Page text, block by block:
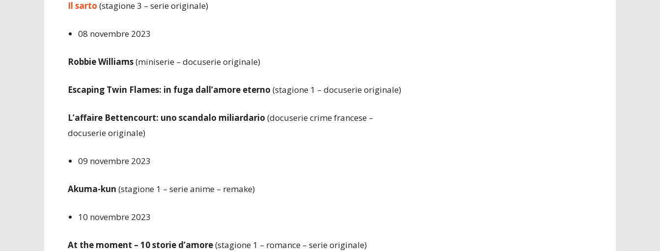
Il sarto (stagione 3 – serie originale)
08 novembre 2023
Robbie Williams(miniserie – docuserie originale)
Escaping Twin Flames: in fuga dall’amore eterno (stagione 1 – docuserie originale)
L’affaire Bettencourt: uno scandalo miliardario (docuserie crime francese –
docuserie originale)
09 novembre 2023
Akuma-kun (stagione 1 – serie anime – remake)
10 novembre 2023
At the moment – 10 storie d’amore(stagione 1 – romance – serie originale)